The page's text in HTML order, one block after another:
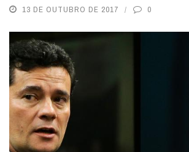
13 DE OUTUBRO DE 2017 0